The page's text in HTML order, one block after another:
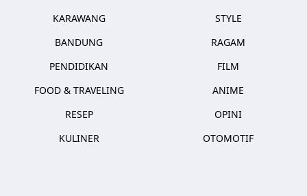
KARAWANG
BANDUNG
PENDIDIKAN
FOOD & TRAVELING
RESEP
KULINER
STYLE
RAGAM
FILM
ANIME
OPINI
OTOMOTIF